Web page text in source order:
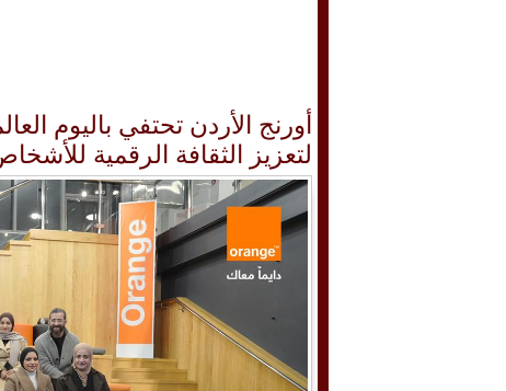
أورنج الأردن تحتفي باليوم
لتعزيز الثقافة الرقمية